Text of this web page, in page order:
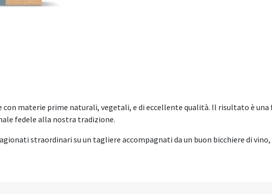
materie prime naturali, vegetali, e di eccellente qualità. Il risultato è
fedele alla nostra tradizione.
straordinari su un tagliere accompagnati da un buon bicchiere di